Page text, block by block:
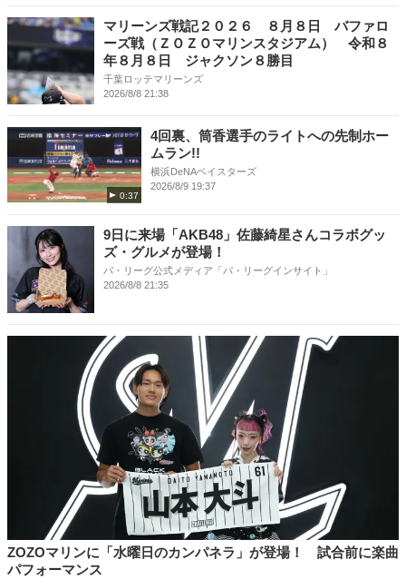
マリーンズ戦記２０２６ ８月８日 バファロ
ーズ戦（ＺＯＺＯマリンスタジアム） 令和８
年８月８日 ジャクソン８勝目
千葉ロッテマリーンズ
2026/8/8 21:38
0:37
4回裏、筒香選手のライトへの先制ホー
ムラン!!
横浜DeNAベイスターズ
2026/8/9 19:37
9日に来場「AKB48」佐藤綺星さんコラボグッ
ズ・グルメが登場！
パ・リーグ公式メディア「パ・リーグインサイト」
2026/8/8 21:35
ZOZOマリンに「水曜日のカンパネラ」が登場！ 試合前に楽曲
パフォーマンス